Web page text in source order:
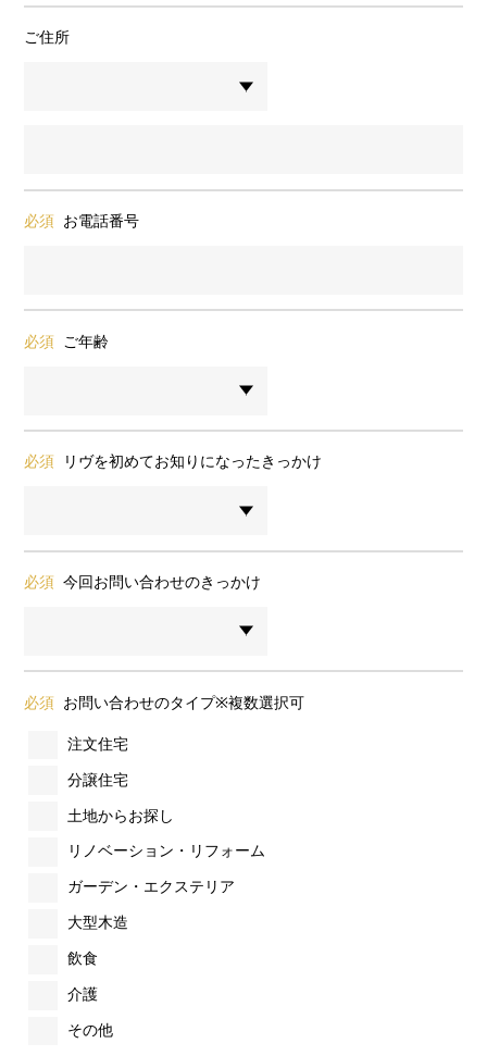
ご住所
必須 お電話番号
必須 ご年齢
必須 リヴを初めてお知りになったきっかけ
必須 今回お問い合わせのきっかけ
必須 お問い合わせのタイプ※複数選択可
注文住宅
分譲住宅
土地からお探し
リノベーション・リフォーム
ガーデン・エクステリア
大型木造
飲食
介護
その他